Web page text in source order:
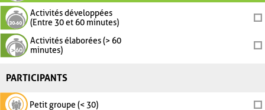
Activités développées
(Entre 30 et 60 minutes)
Activités élaborées (> 60
minutes)
PARTICIPANTS
Petit groupe (< 30)